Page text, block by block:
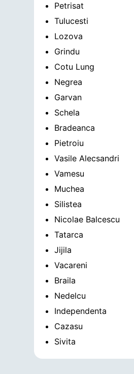
Petrisat
Tulucesti
Lozova
Grindu
Cotu Lung
Negrea
Garvan
Schela
Bradeanca
Pietroiu
Vasile Alecsandri
Vamesu
Muchea
Silistea
Nicolae Balcescu
Tatarca
Jijila
Vacareni
Braila
Nedelcu
Independenta
Cazasu
Sivita